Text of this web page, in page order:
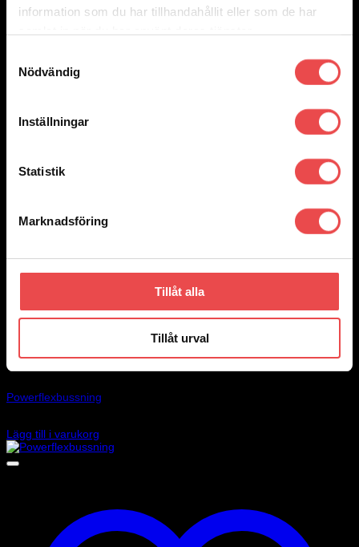
information som du har tillhandahållit eller som de har
Nödvändig
Inställningar
Statistik
Marknadsföring
Tillåt alla
Tillåt urval
Add to wishlist
Art.nr: PF32-603-35
Powerflexbussning
Lägg till i varukorg